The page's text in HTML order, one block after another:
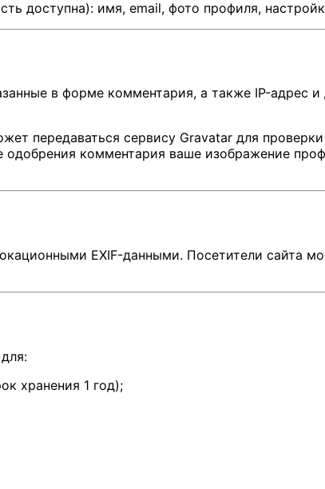
доступна): имя, email, фото профиля,
в форме комментария, а также IP-адрес
передаваться сервису Gravatar для
комментария ваше изображение
EXIF-данными. Посетители сайта
хранения 1 год);